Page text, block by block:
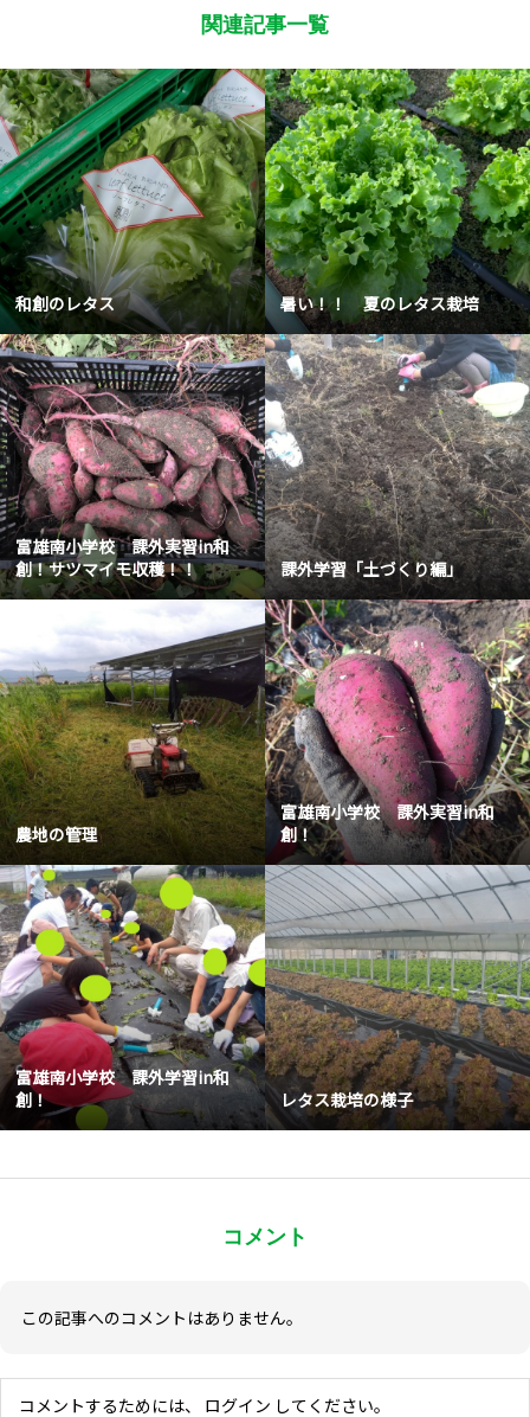
関連記事一覧
和創のレタス 暑い！！ 夏のレタス栽培
富雄南小学校 課外実習in和
創！サツマイモ収穫！！
課外学習「土づくり編」
農地の管理
富雄南小学校 課外実習in和
創！
富雄南小学校 課外学習in和
創！
レタス栽培の様子
コメント
この記事へのコメントはありません。
コメントするためには、 ログイン してください。